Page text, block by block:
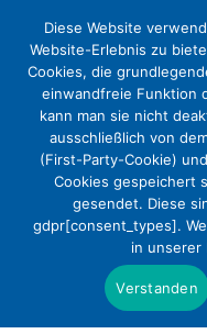
Organspende
kompetente
und
Diese Website
Website-Erlebnis zu
Cookies, die
einwandfreie Funktion
kann man sie nicht
ausschließlich von
(First-Party-Cookie)
Cookies gespeichert
gesendet. Diese
gdpr[consent_types].
in unserer
Verstanden